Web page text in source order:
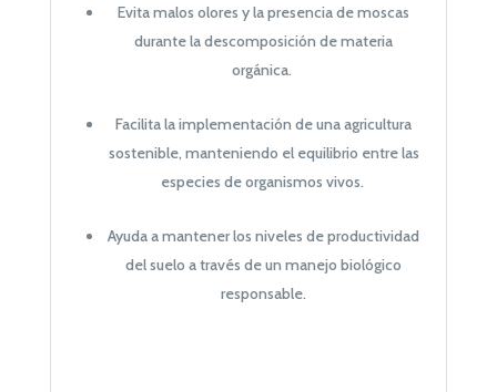
Evita malos olores y la presencia de moscas
durante la descomposición de materia
orgánica.
Facilita la implementación de una agricultura
sostenible, manteniendo el equilibrio entre las
especies de organismos vivos.
Ayuda a mantener los niveles de productividad
del suelo a través de un manejo biológico
responsable.